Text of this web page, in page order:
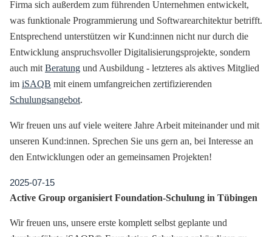
Firma sich außerdem zum führenden Unternehmen entwickelt,
was funktionale Programmierung und Softwarearchitektur betrifft.
Entsprechend unterstützen wir Kund:innen nicht nur durch die
Entwicklung anspruchsvoller Digitalisierungsprojekte, sondern
auch mit Beratung und Ausbildung - letzteres als aktives Mitglied
im iSAQB mit einem umfangreichen zertifizierenden
Schulungsangebot.
Wir freuen uns auf viele weitere Jahre Arbeit miteinander und mit
unseren Kund:innen. Sprechen Sie uns gern an, bei Interesse an
den Entwicklungen oder an gemeinsamen Projekten!
2025-07-15
Active Group organisiert Foundation-Schulung in Tübingen
Wir freuen uns, unsere erste komplett selbst geplante und